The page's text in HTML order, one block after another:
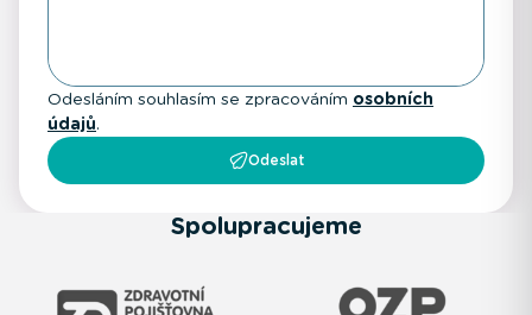
Odesláním souhlasím se zpracováním osobních
údajů.
Odeslat
Spolupracujeme